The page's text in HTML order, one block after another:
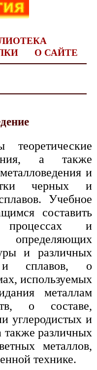
О САЙТЕ
а также
и
черных и
Учебное
составить
процессах и
и различных
и сплавов, о
используемых
металлам
о составе,
углеродистых и
также различных
металлов,
технике.